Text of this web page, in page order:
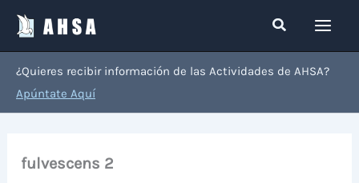
contenido
Buscar
¿Quieres recibir información de las Actividades de AHSA?
Apúntate Aquí
fulvescens 2